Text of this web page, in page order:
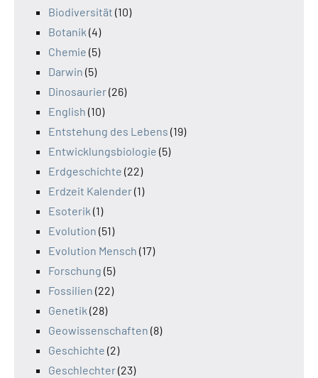
Biodiversität (10)
Botanik (4)
Chemie (5)
Darwin (5)
Dinosaurier(26)
English (10)
Entstehung des Lebens (19)
Entwicklungsbiologie (5)
Erdgeschichte (22)
Erdzeit Kalender(1)
Esoterik (1)
Evolution (51)
Evolution Mensch (17)
Forschung (5)
Fossilien (22)
Genetik (28)
Geowissenschaften (8)
Geschichte (2)
Geschlechter(23)